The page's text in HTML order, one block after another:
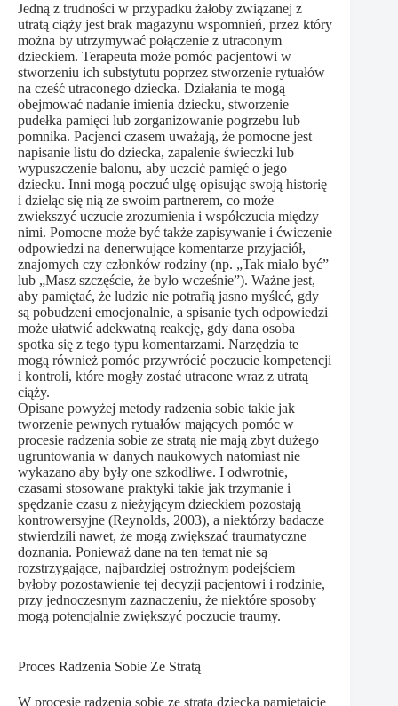
Jedną z trudności w przypadku żałoby związanej z
utratą ciąży jest brak magazynu wspomnień, przez który
można by utrzymywać połączenie z utraconym
dzieckiem. Terapeuta może pomóc pacjentowi w
stworzeniu ich substytutu poprzez stworzenie rytuałów
na cześć utraconego dziecka. Działania te mogą
obejmować nadanie imienia dziecku, stworzenie
pudełka pamięci lub zorganizowanie pogrzebu lub
pomnika. Pacjenci czasem uważają, że pomocne jest
napisanie listu do dziecka, zapalenie świeczki lub
wypuszczenie balonu, aby uczcić pamięć o jego
dziecku. Inni mogą poczuć ulgę opisując swoją historię
i dzieląc się nią ze swoim partnerem, co może
zwiekszyć uczucie zrozumienia i współczucia między
nimi. Pomocne może być także zapisywanie i ćwiczenie
odpowiedzi na denerwujące komentarze przyjaciół,
znajomych czy członków rodziny (np. „Tak miało być”
lub „Masz szczęście, że było wcześnie”). Ważne jest,
aby pamiętać, że ludzie nie potrafią jasno myśleć, gdy
są pobudzeni emocjonalnie, a spisanie tych odpowiedzi
może ułatwić adekwatną reakcję, gdy dana osoba
spotka się z tego typu komentarzami. Narzędzia te
mogą również pomóc przywrócić poczucie kompetencji
i kontroli, które mogły zostać utracone wraz z utratą
ciąży.
Opisane powyżej metody radzenia sobie takie jak
tworzenie pewnych rytuałów mających pomóc w
procesie radzenia sobie ze stratą nie mają zbyt dużego
ugruntowania w danych naukowych natomiast nie
wykazano aby były one szkodliwe. I odwrotnie,
czasami stosowane praktyki takie jak trzymanie i
spędzanie czasu z nieżyjącym dzieckiem pozostają
kontrowersyjne (Reynolds, 2003), a niektórzy badacze
stwierdzili nawet, że mogą zwiększać traumatyczne
doznania. Ponieważ dane na ten temat nie są
rozstrzygające, najbardziej ostrożnym podejściem
byłoby pozostawienie tej decyzji pacjentowi i rodzinie,
przy jednoczesnym zaznaczeniu, że niektóre sposoby
mogą potencjalnie zwiększyć poczucie traumy.
Proces Radzenia Sobie Ze Stratą
W procesie radzenia sobie ze stratą dziecka pamiętajcie